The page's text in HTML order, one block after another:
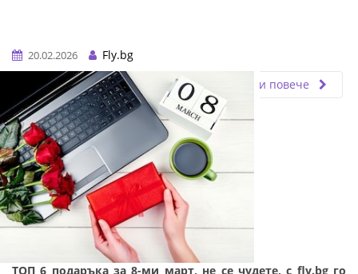
20.02.2026
Fly.bg
Прочети повече
ТОП 6 подаръка за 8-ми март, не се чудете, с fly.bg го